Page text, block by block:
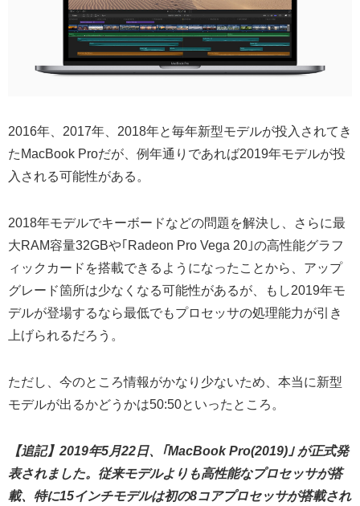
2016年、2017年、2018年と毎年新型モデルが投入されてき
たMacBook Proだが、例年通りであれば2019年モデルが投
入される可能性がある。
2018年モデルでキーボードなどの問題を解決し、さらに最
大RAM容量32GBや｢Radeon Pro Vega 20｣の高性能グラフ
ィックカードを搭載できるようになったことから、アップ
グレード箇所は少なくなる可能性があるが、もし2019年モ
デルが登場するなら最低でもプロセッサの処理能力が引き
上げられるだろう。
ただし、今のところ情報がかなり少ないため、本当に新型
モデルが出るかどうかは50:50といったところ。
【追記】2019年5月22日、｢MacBook Pro(2019)｣ が正式発
表されました。従来モデルよりも高性能なプロセッサが搭
載、特に15インチモデルは初の8コアプロセッサが搭載され